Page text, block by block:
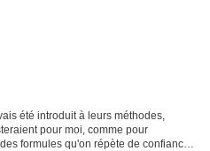
été introduit à leurs méthodes,
pour moi, comme pour
formules qu'on répète de confiance